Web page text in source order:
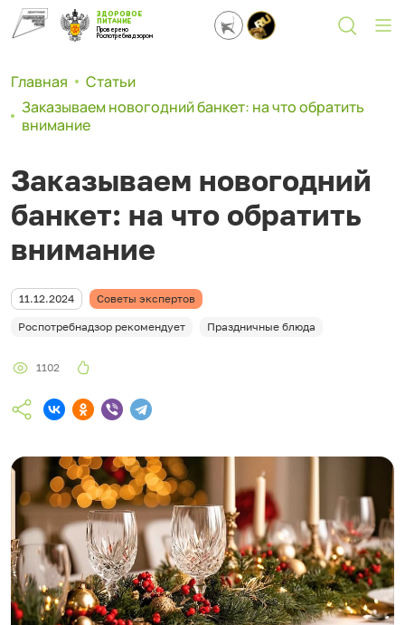
ЗДОРОВОЕ
ПИТАНИЕ
Проверено
Роспотребнадзором
Главная
Статьи
Заказываем новогодний банкет: на что обратить
внимание
Заказываем новогодний
банкет: на что обратить
внимание
11.12.2024 Советы экспертов
Роспотребнадзор рекомендует Праздничные блюда
1102